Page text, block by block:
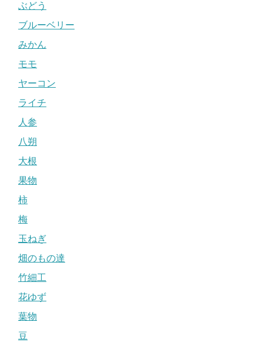
ぶどう
ブルーベリー
みかん
モモ
ヤーコン
ライチ
人参
八朔
大根
果物
柿
梅
玉ねぎ
畑のもの達
竹細工
花ゆず
葉物
豆